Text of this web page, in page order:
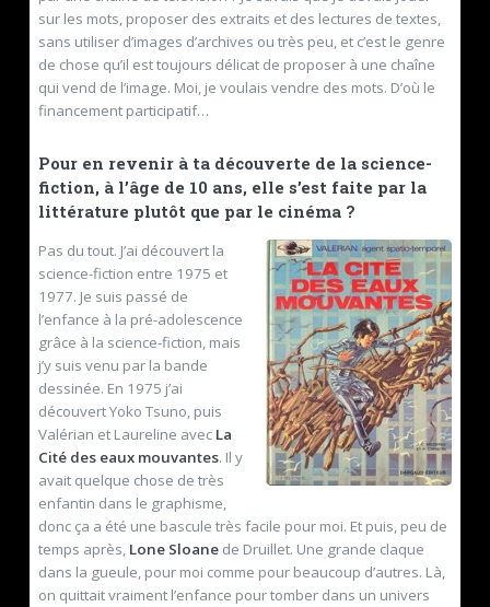
sur les mots, proposer des extraits et des lectures de textes,
sans utiliser d’images d’archives ou très peu, et c’est le genre
de chose qu’il est toujours délicat de proposer à une chaîne
qui vend de l’image. Moi, je voulais vendre des mots. D’où le
financement participatif…
Pour en revenir à ta découverte de la science-
fiction, à l’âge de 10 ans, elle s’est faite par la
littérature plutôt que par le cinéma ?
Pas du tout. J’ai découvert la
science-fiction entre 1975 et
1977. Je suis passé de
l’enfance à la pré-adolescence
grâce à la science-fiction, mais
j’y suis venu par la bande
dessinée. En 1975 j’ai
découvert Yoko Tsuno, puis
Valérian et Laureline avec La
Cité des eaux mouvantes. Il y
avait quelque chose de très
enfantin dans le graphisme,
donc ça a été une bascule très facile pour moi. Et puis, peu de
temps après, Lone Sloanede Druillet. Une grande claque
dans la gueule, pour moi comme pour beaucoup d’autres. Là,
on quittait vraiment l’enfance pour tomber dans un univers